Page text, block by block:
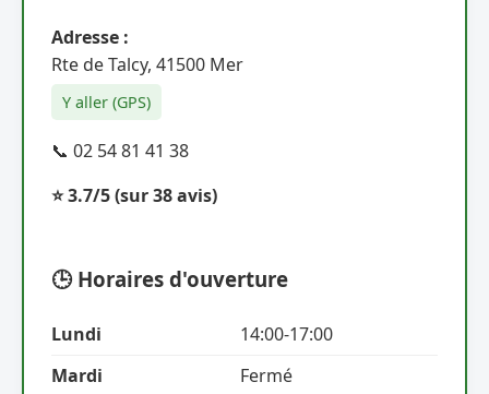
Adresse :
Rte de Talcy, 41500 Mer
Y aller (GPS)
📞 02 54 81 41 38
⭐ 3.7/5(sur 38 avis)
🕒 Horaires d'ouverture
Lundi
14:00-17:00
Mardi
Fermé